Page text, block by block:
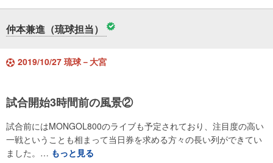
仲本兼進（琉球担当）
2019/10/27 琉球－大宮
試合開始3時間前の風景②
試合前にはMONGOL800のライブも予定されており、注目度の高い
一戦ということも相まって当日券を求める方々の長い列ができてい
ました。… もっと見る